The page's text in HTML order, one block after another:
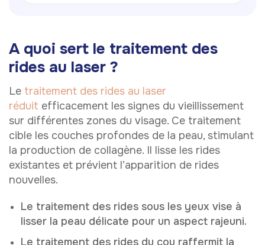
A quoi sert le traitement des
rides au laser ?
Le traitement des rides au laser
réduit efficacement les signes du vieillissement
sur différentes zones du visage. Ce traitement
cible les couches profondes de la peau, stimulant
la production de collagène. Il lisse les rides
existantes et prévient l’apparition de rides
nouvelles.
Le traitement des rides sous les yeux vise à
lisser la peau délicate pour un aspect rajeuni.
Le traitement des rides du cou raffermit la